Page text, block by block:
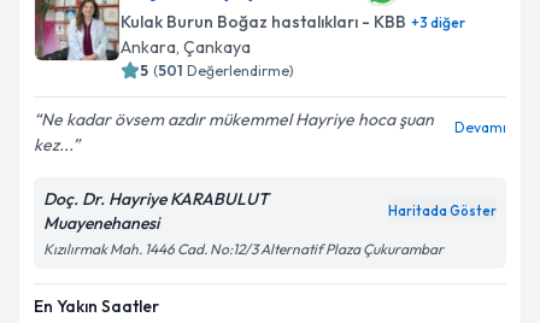
Kulak Burun Boğaz hastalıkları - KBB +3 diğer
Ankara, Çankaya
5 (501 Değerlendirme)
Ne kadar övsem azdır mükemmel Hayriye hoca şuan
kez...
Devamı
Doç. Dr. Hayriye KARABULUT
Muayenehanesi
Haritada Göster
Kızılırmak Mah. 1446 Cad. No:12/3 Alternatif Plaza Çukurambar
En Yakın Saatler